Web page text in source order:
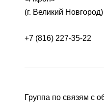
(г. Великий Новгород)
+7 (816) 227-35-22
Группа по связям с